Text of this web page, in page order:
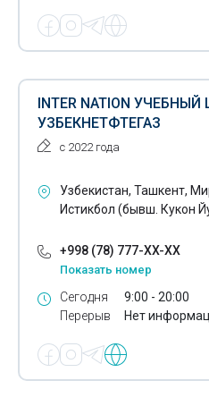
Определение знаний у
Пробное тестирование для
Физика для абитуриентов
Повышение квалификации
Повышение квалификации
Подготовка бухгалтеров
Детские начальные школы
Биология для абитуриентов
Математика для школьников
INTER NATION УЧЕБНЫЙ
УЗБЕКНЕТФТЕГАЗ
с 2022 года
Узбекистан, Ташкент,
Истикбол (бывш. Кукон
+998 (78) 777-XX-XX
Показать номер
Сегодня
Перерыв
9:00 - 20:00
Нет